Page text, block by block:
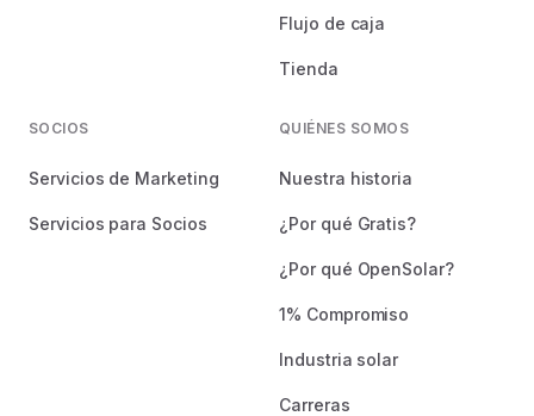
Flujo de caja
Tienda
SOCIOS
Servicios de Marketing
Servicios para Socios
QUIÉNES SOMOS
Nuestra historia
¿Por qué Gratis?
¿Por qué OpenSolar?
1% Compromiso
Industria solar
Carreras